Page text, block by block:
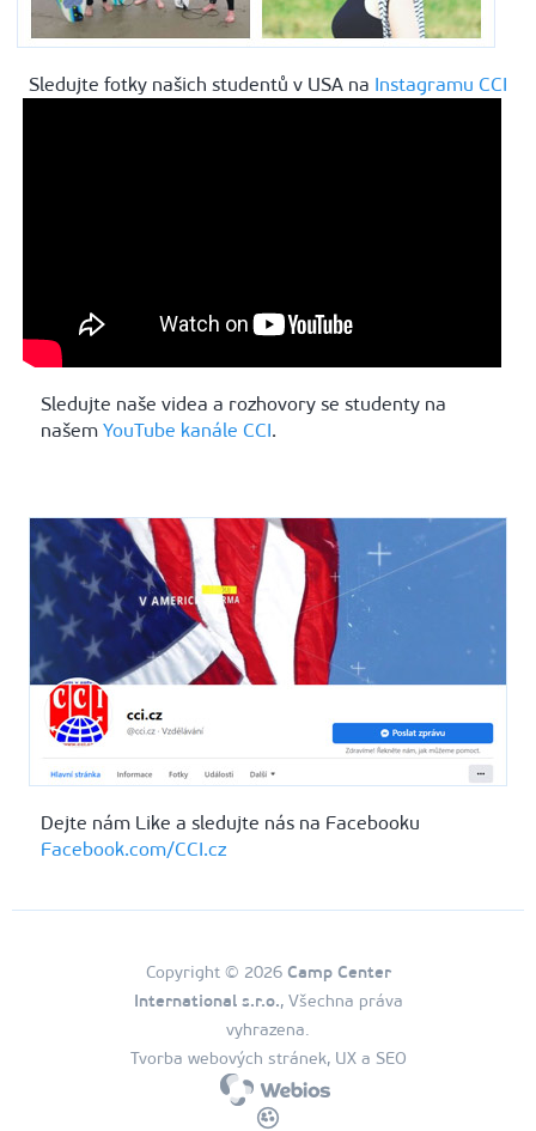
Sledujte fotky našich studentů v USA na Instagramu CCI
Sledujte naše videa a rozhovory se studenty na
našem YouTube kanále CCI.
Dejte nám Like a sledujte nás na Facebooku
Facebook.com/CCI.cz
Copyright © 2026 Camp Center
International s.r.o., Všechna práva
vyhrazena.
Tvorba webových stránek, UX a SEO